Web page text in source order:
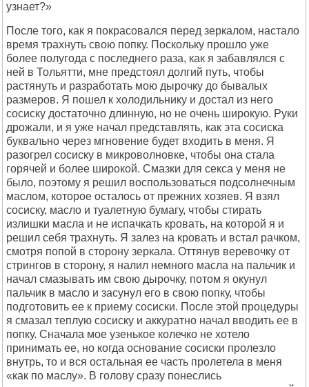
узнает?»
После того, как я покрасовался перед зеркалом, настало
время трахнуть свою попку. Поскольку прошло уже
более полугода с последнего раза, как я забавлялся с
ней в Тольятти, мне предстоял долгий путь, чтобы
растянуть и разработать мою дырочку до бывалых
размеров. Я пошел к холодильнику и достал из него
сосиску достаточно длинную, но не очень широкую. Руки
дрожали, и я уже начал представлять, как эта сосиска
буквально через мгновение будет входить в меня. Я
разогрел сосиску в микроволновке, чтобы она стала
горячей и более широкой. Смазки для секса у меня не
было, поэтому я решил воспользоваться подсолнечным
маслом, которое осталось от прежних хозяев. Я взял
сосиску, масло и туалетную бумагу, чтобы стирать
излишки масла и не испачкать кровать, на которой я и
решил себя трахнуть. Я залез на кровать и встал рачком,
смотря попой в сторону зеркала. Оттянув веревочку от
стрингов в сторону, я налил немного масла на пальчик и
начал смазывать им свою дырочку, потом я окунул
пальчик в масло и засунул его в свою попку, чтобы
подготовить ее к приему сосиски. После этой процедуры
я смазал теплую сосиску и аккуратно начал вводить ее в
попку. Сначала мое узенькое колечко не хотело
принимать ее, но когда основание сосиски пролезло
внутрь, то и вся остальная ее часть пролетела в меня
«как по маслу». В голову сразу понеслись